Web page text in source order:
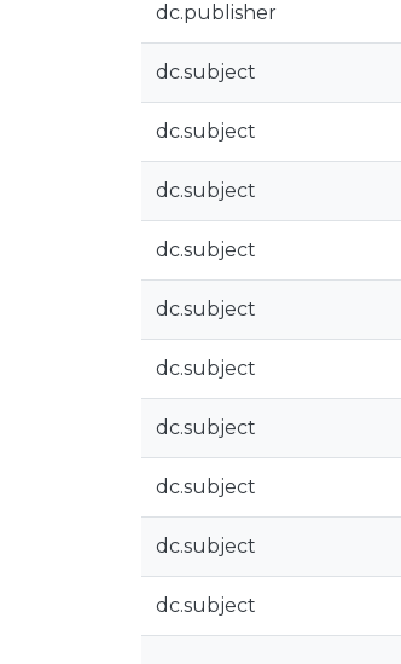
dc.publisher
dc.subject
dc.subject
dc.subject
dc.subject
dc.subject
dc.subject
dc.subject
dc.subject
dc.subject
dc.subject